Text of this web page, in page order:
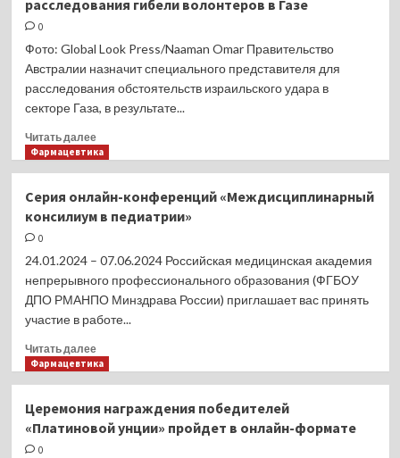
нанесли
удар
предприятиям
ВПК
Украины
расследования гибели волонтеров в Газе
0
Фото: Global Look Press/Naaman Omar Правительство
Австралии назначит специального представителя для
расследования обстоятельств израильского удара в
секторе Газа, в результате...
Читать далееПрочитать
больше
назначит
спецпредставителя
расследования
волонтеров
в
Газе
Фармацевтика
Серия онлайн-конференций «Междисциплинарный
консилиум в педиатрии»
0
24.01.2024 – 07.06.2024 Российская медицинская академия
непрерывного профессионального образования (ФГБОУ
ДПО РМАНПО Минздрава России) приглашает вас принять
участие в работе...
Читать далееПрочитать
больше
онлайн-
конференций
Фармацевтика
Церемония награждения победителей
«Платиновой унции» пройдет в онлайн-формате
0